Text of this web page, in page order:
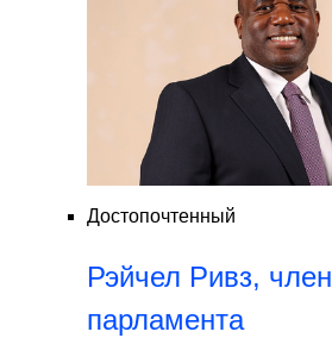
Достопочтенный
Рэйчел Ривз, член
парламента